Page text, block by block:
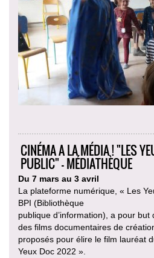
CINÉMA A LA MÉDIA ! "LES
PUBLIC" - MÉDIATHÈQUE
Du 7 mars au 3 avril
La plateforme numérique, « Les
BPI (Bibliothèque
publique d’information), a pour
des films documentaires de
proposés pour élire le film lauréat
Yeux Doc 2022 ».